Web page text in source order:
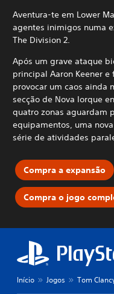
Aventura-te em Lower
agentes inimigos numa
The Division 2.
Após um grave ataque
principal Aaron Keener
provocar um caos ainda
secção de Nova Iorque
quatro zonas aguardam
equipamentos, uma
série de atividades
Compra a expansão
Compra o jogo
Início Jogos Tom